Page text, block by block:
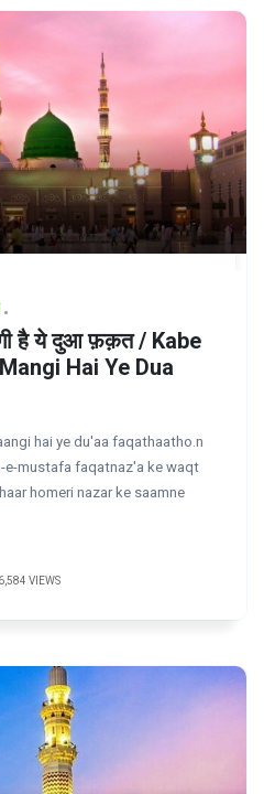
है ये दुआ फ़क़त / Kabe
Hai Ye Dua
hai ye du'aa faqathaatho.n
e-mustafa faqatnaz'a ke waqt
homeri nazar ke saamne
6,584 VIEWS